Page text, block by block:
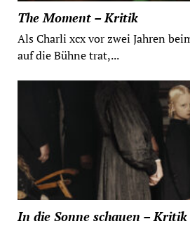
The Moment – Kritik
Als Charli xcx vor zwei Jahren
auf die Bühne trat,...
In die Sonne schauen – Kritik